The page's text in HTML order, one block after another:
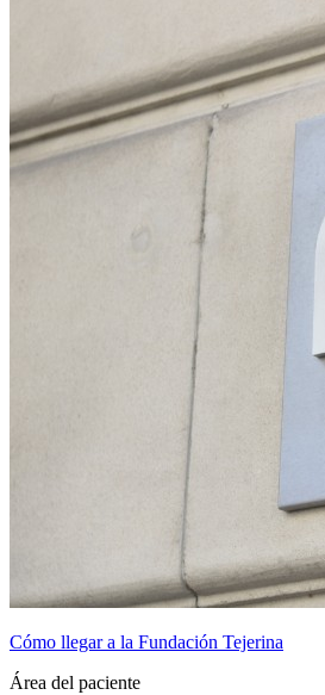
Cómo llegar a la Fundación Tejerina
Área del paciente